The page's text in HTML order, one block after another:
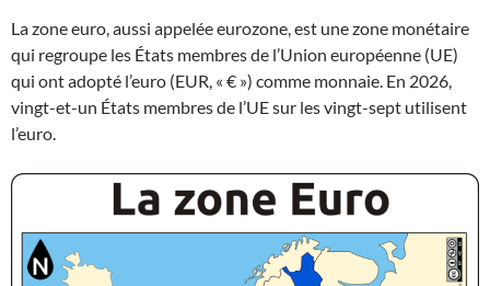
La zone euro, aussi appelée eurozone, est une zone monétaire
qui regroupe les États membres de l’Union européenne (UE)
qui ont adopté l’euro (EUR, « € ») comme monnaie. En 2026,
vingt-et-un États membres de l’UE sur les vingt-sept utilisent
l’euro.